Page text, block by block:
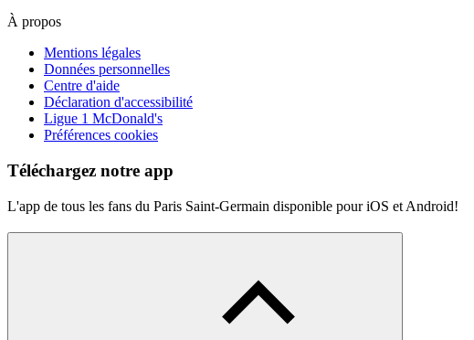
À propos
Mentions légales
Données personnelles
Centre d'aide
Déclaration d'accessibilité
Ligue 1 McDonald's
Préférences cookies
Téléchargez notre app
L'app de tous les fans du Paris Saint-Germain disponible pour iOS et Android!